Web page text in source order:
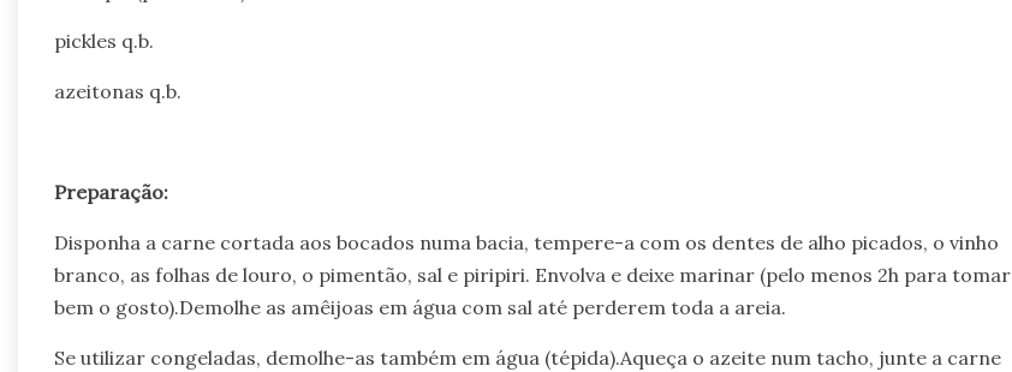
pickles q.b.
azeitonas q.b.
Preparação:
Disponha a carne cortada aos bocados numa bacia, tempere-a com os dentes de alho picados, o vinho
branco, as folhas de louro, o pimentão, sal e piripiri. Envolva e deixe marinar (pelo menos 2h para tomar
bem o gosto).Demolhe as amêijoas em água com sal até perderem toda a areia.
Se utilizar congeladas, demolhe-as também em água (tépida).Aqueça o azeite num tacho, junte a carne